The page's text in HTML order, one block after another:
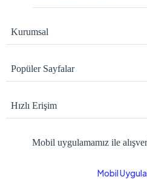
Kurumsal
Popüler Sayfalar
Hızlı Erişim
Mobil uygulamamız ile
Mobil